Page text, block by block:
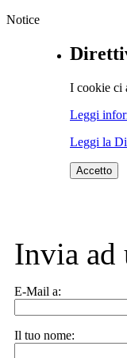
Notice
I cookie ci
Leggi
Leggi la
Accetto
Invia ad
E-Mail a:
Il tuo nome: